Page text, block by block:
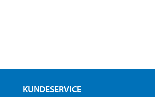
KUNDESERVICE